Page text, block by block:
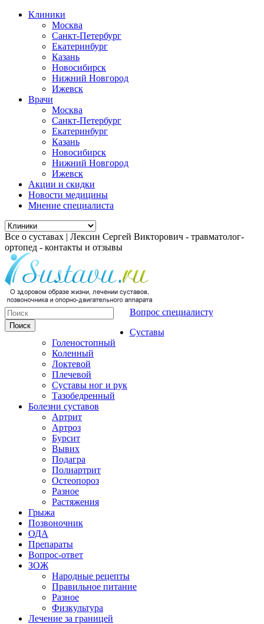
Клиники
Москва
Санкт-Петербург
Екатеринбург
Казань
Новосибирск
Нижний Новгород
Ижевск
Врачи
Москва
Санкт-Петербург
Екатеринбург
Казань
Новосибирск
Нижний Новгород
Ижевск
Акции и скидки
Новости медицины
Мнение специалиста
Все о суставах | Лексин Сергей Викторович - травматолог-
ортопед - контакты и отзывы
Вопрос специалисту
Суставы
Голеностопный
Коленный
Локтевой
Плечевой
Суставы ног и рук
Тазобедренный
Болезни суставов
Артрит
Артроз
Бурсит
Вывих
Подагра
Полиартрит
Остеопороз
Разное
Растяжения
Грыжа
Позвоночник
ОДА
Препараты
Вопрос-ответ
ЗОЖ
Народные рецепты
Правильное питание
Разное
Физкультура
Лечение за границей